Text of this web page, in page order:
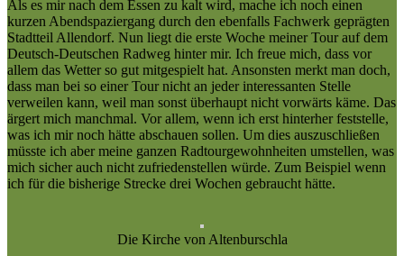
Als es mir nach dem Essen zu kalt wird, mache ich noch einen
kurzen Abendspaziergang durch den ebenfalls Fachwerk geprägten
Stadtteil Allendorf. Nun liegt die erste Woche meiner Tour auf dem
Deutsch-Deutschen Radweg hinter mir. Ich freue mich, dass vor
allem das Wetter so gut mitgespielt hat. Ansonsten merkt man doch,
dass man bei so einer Tour nicht an jeder interessanten Stelle
verweilen kann, weil man sonst überhaupt nicht vorwärts käme. Das
ärgert mich manchmal. Vor allem, wenn ich erst hinterher feststelle,
was ich mir noch hätte abschauen sollen. Um dies auszuschließen
müsste ich aber meine ganzen Radtourgewohnheiten umstellen, was
mich sicher auch nicht zufriedenstellen würde. Zum Beispiel wenn
ich für die bisherige Strecke drei Wochen gebraucht hätte.
Die Kirche von Altenburschla